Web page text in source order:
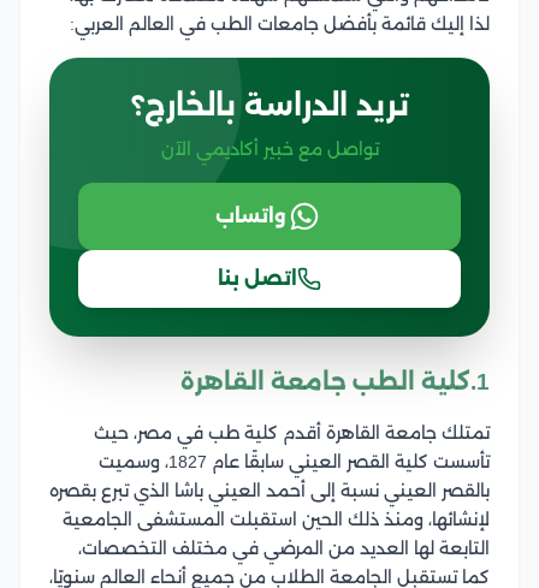
لذا إليك قائمة بأفضل جامعات الطب في العالم العربي:
تريد الدراسة بالخارج؟
تواصل مع خبير أكاديمي الآن
واتساب
اتصل بنا
1.كلية الطب جامعة القاهرة
تمتلك جامعة القاهرة أقدم كلية طب في مصر، حيث
تأسست كلية القصر العيني سابقًا عام 1827، وسميت
بالقصر العيني نسبة إلى أحمد العيني باشا الذي تبرع بقصره
لإنشائها، ومنذ ذلك الحين استقبلت المستشفى الجامعية
التابعة لها العديد من المرضي في مختلف التخصصات،
كما تستقبل الجامعة الطلاب من جميع أنحاء العالم سنويًا،